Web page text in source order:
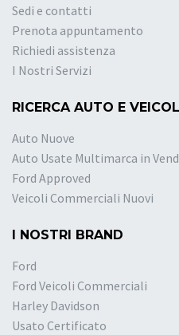
Sedi e contatti
Prenota appuntamento
Richiedi assistenza
I Nostri Servizi
RICERCA AUTO E
Auto Nuove
Auto Usate Multimarca in
Ford Approved
Veicoli Commerciali Nuovi
I NOSTRI BRAND
Ford
Ford Veicoli Commerciali
Harley Davidson
Usato Certificato